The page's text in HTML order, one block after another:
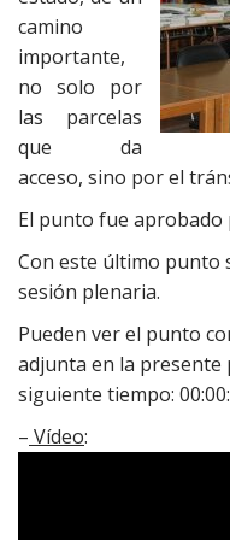
camino
importante,
no solo por
las parcelas
que da
acceso, sino por el
El punto fue aprobado
Con este último punto
sesión plenaria.
Pueden ver el punto
adjunta en la presente
siguiente tiempo:
– Vídeo: